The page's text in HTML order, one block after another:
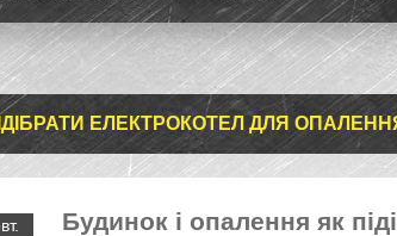
ЕЛЕКТРОКОТЕЛ ДЛЯ
Будинок і опалення як